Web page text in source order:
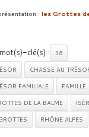
: les Grottes
clé(s) :
38
CHASSE AU
FAMILIALE
FAMILLE
DE LA BALME
RHÔNE ALPES